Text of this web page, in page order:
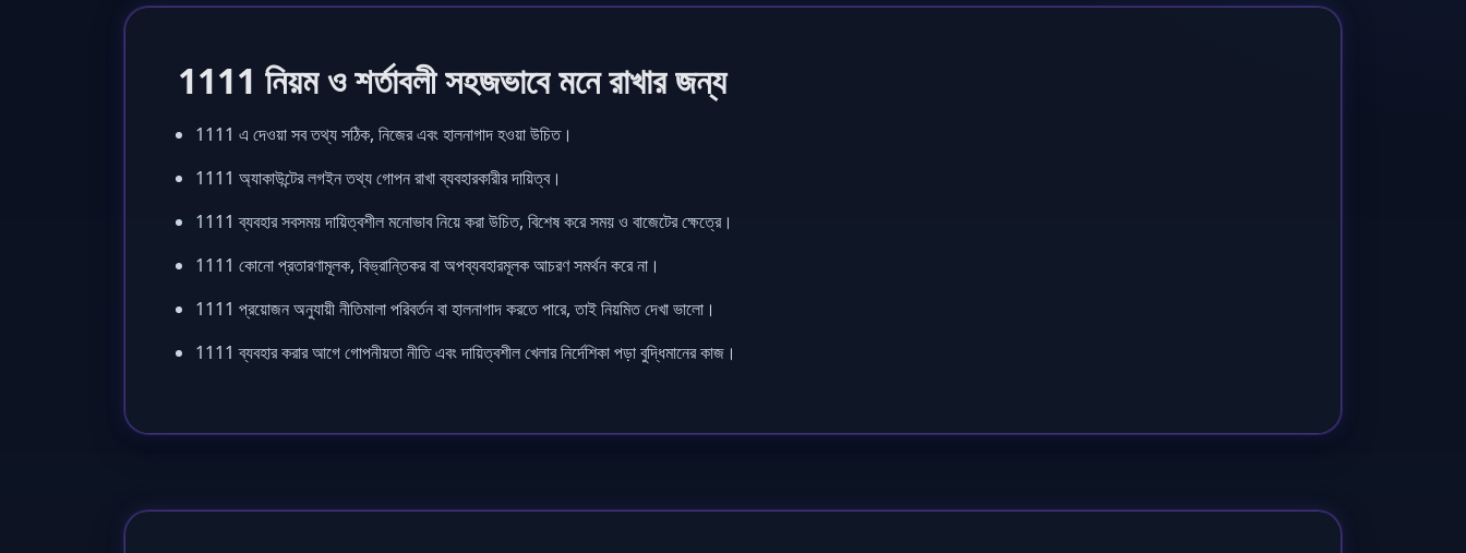
1111 নিয়ম ও শর্তাবলী সহজভাবে মনে রাখার জন্য
1111 এ দেওয়া সব তথ্য সঠিক, নিজের এবং হালনাগাদ হওয়া উচিত।
1111 অ্যাকাউন্টের লগইন তথ্য গোপন রাখা ব্যবহারকারীর দায়িত্ব।
1111 ব্যবহার সবসময় দায়িত্বশীল মনোভাব নিয়ে করা উচিত, বিশেষ করে সময় ও বাজেটের ক্ষেত্রে।
1111 কোনো প্রতারণামূলক, বিভ্রান্তিকর বা অপব্যবহারমূলক আচরণ সমর্থন করে না।
1111 প্রয়োজন অনুযায়ী নীতিমালা পরিবর্তন বা হালনাগাদ করতে পারে, তাই নিয়মিত দেখা ভালো।
1111 ব্যবহার করার আগে গোপনীয়তা নীতি এবং দায়িত্বশীল খেলার নির্দেশিকা পড়া বুদ্ধিমানের কাজ।